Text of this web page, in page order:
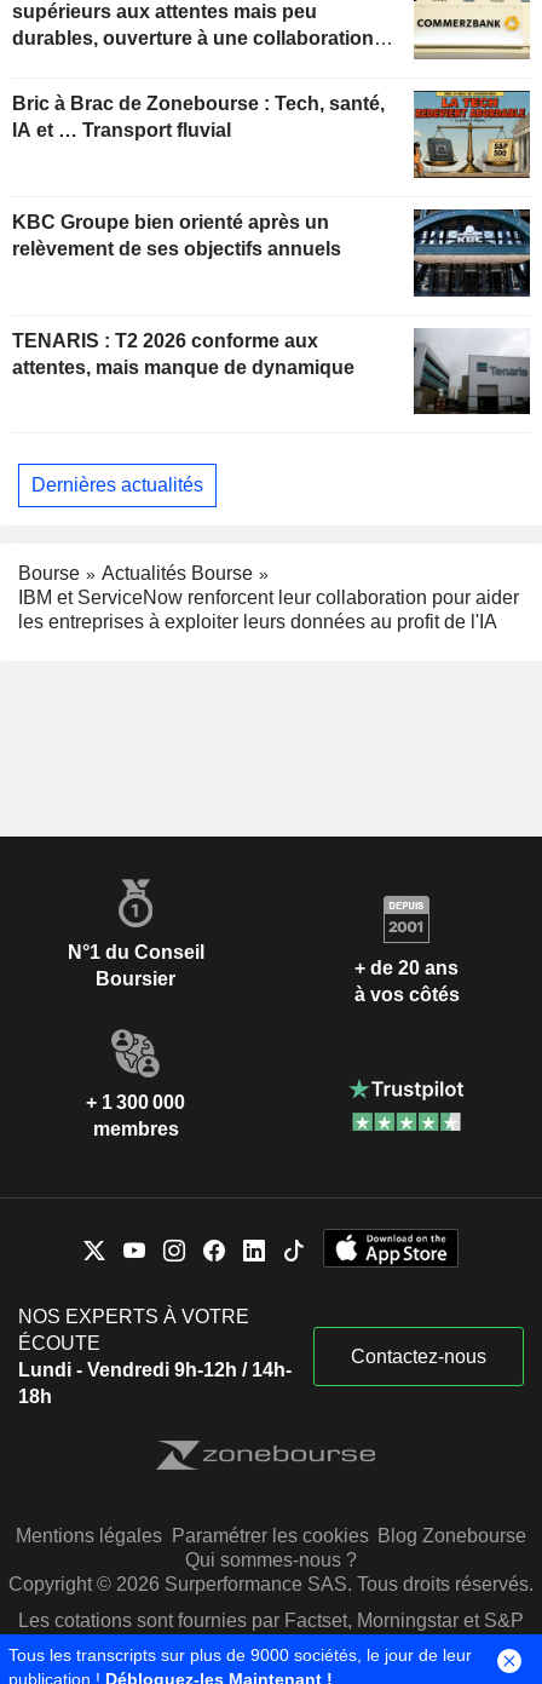
supérieurs aux attentes mais peu
durables, ouverture à une collaboration
Bric à Brac de Zonebourse : Tech, santé,
IA et … Transport fluvial
KBC Groupe bien orienté après un
relèvement de ses objectifs annuels
TENARIS : T2 2026 conforme aux
attentes, mais manque de dynamique
Dernières actualités
Bourse
Actualités Bourse
IBM et ServiceNow renforcent leur collaboration pour aider
les entreprises à exploiter leurs données au profit de l'IA
N°1 du Conseil
Boursier
+ de 20 ans
à vos côtés
+ 1 300 000
membres
NOS EXPERTS À VOTRE
ÉCOUTE
Lundi - Vendredi 9h-12h / 14h-
18h
Contactez-nous
Mentions légales Paramétrer les cookies Blog Zonebourse
Qui sommes-nous ?
Copyright © 2026 Surperformance SAS. Tous droits réservés.
Les cotations sont fournies par Factset, Morningstar et S&P
Capital IQ
Tous les transcripts sur plus de 9000 sociétés, le jour de leur
publication ! Débloquez-les Maintenant !